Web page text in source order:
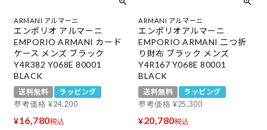
ARMANI アルマーニ
エンポリオ アルマーニ
EMPORIO ARMANI カード
ケース メンズ ブラック
Y4R382 Y068E 80001
BLACK
送料無料
ラッピング
参考価格 ¥24,200
¥16,780税込
ARMANI アルマーニ
エンポリオアルマーニ
EMPORIO ARMANI 二つ折
り財布 ブラック メンズ
Y4R167 Y068E 80001
BLACK
送料無料
ラッピング
参考価格 ¥25,300
¥20,780税込